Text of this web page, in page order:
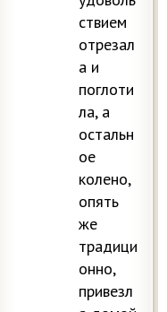
ствием
отрезал
а и
поглоти
ла, а
остальн
ое
колено,
опять
же
традици
онно,
привезл